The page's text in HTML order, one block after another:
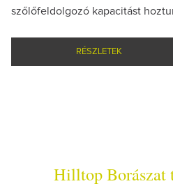
szőlőfeldolgozó kapacitást
RÉSZLETEK
Hilltop Borászat